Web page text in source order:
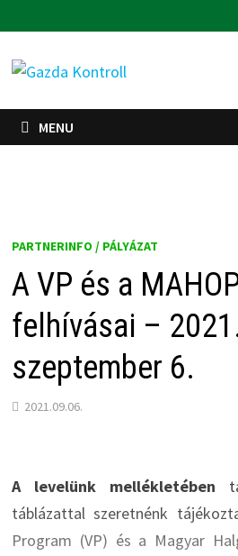
to
content
MENU
PARTNERINFO / PÁLYÁZAT
A VP és a
felhívásai –
szeptember 6.
2021.09.06.
A levelünk mellékletében
táblázattal szeretnénk
Program (VP) és a Magyar